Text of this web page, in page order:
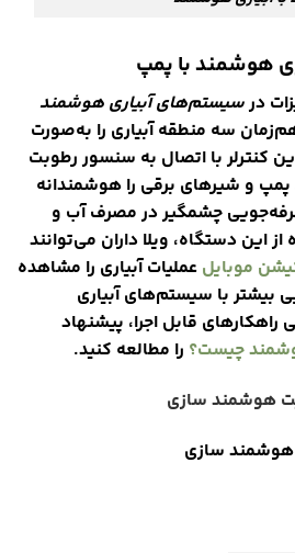
هوشمند با پمپ
درسیستم‌های آبیاری هوشمند
سه منطقه آبیاری را به‌صورت
کنترلر با اتصال به سنسور رطوبت
و شیرهای برقی را هوشمندانه
چشمگیر در مصرف آب و
این دستگاه، ویلا داران می‌توانند
موبایل عملیات آبیاری را مشاهده
بیشتر با سیستم‌های آبیاری
راهکارهای قابل اجرا، پیشنهاد
چیست؟ را مطالعه کنید.